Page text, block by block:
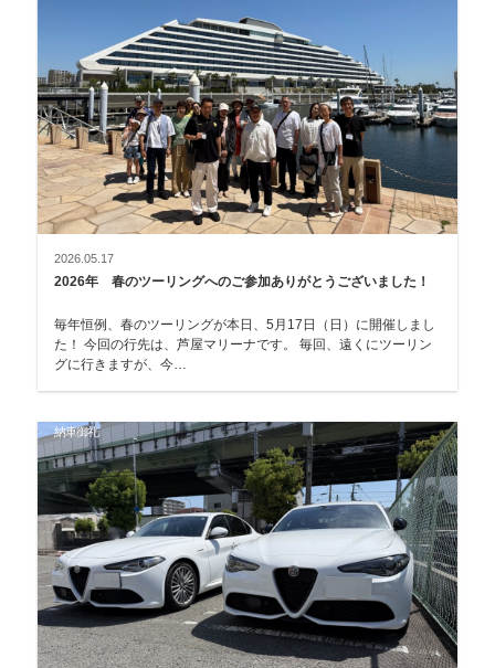
2026.05.17
2026年 春のツーリングへのご参加ありがとうございました！
毎年恒例、春のツーリングが本日、5月17日（日）に開催しまし
た！ 今回の行先は、芦屋マリーナです。 毎回、遠くにツーリン
グに行きますが、今…
納車御礼